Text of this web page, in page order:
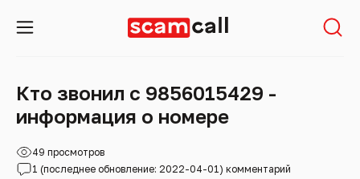
Кто звонил с 9856015429 -
информация о номере
49 просмотров
1 (последнее обновление: 2022-04-01) комментарий